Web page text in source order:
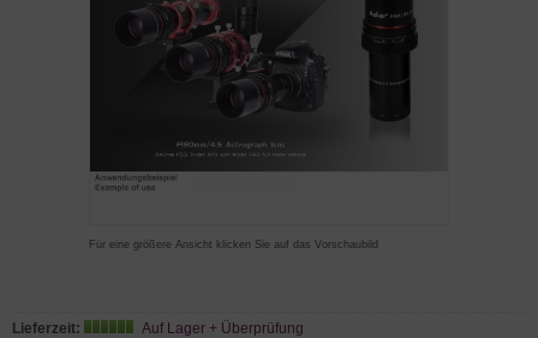
Für eine größere Ansicht klicken Sie auf das Vorschaubild
Lieferzeit:
Auf Lager + Überprüfung